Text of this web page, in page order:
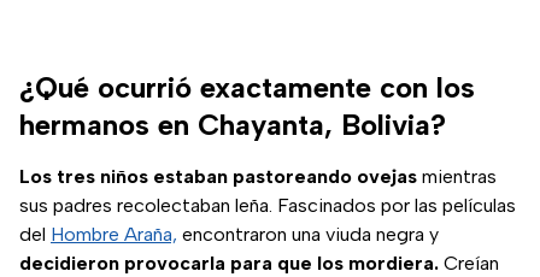
¿Qué ocurrió exactamente con los
hermanos en Chayanta, Bolivia?
Los tres niños estaban pastoreando ovejas mientras
sus padres recolectaban leña. Fascinados por las películas
del Hombre Araña, encontraron una viuda negra y
decidieron provocarla para que los mordiera. Creían